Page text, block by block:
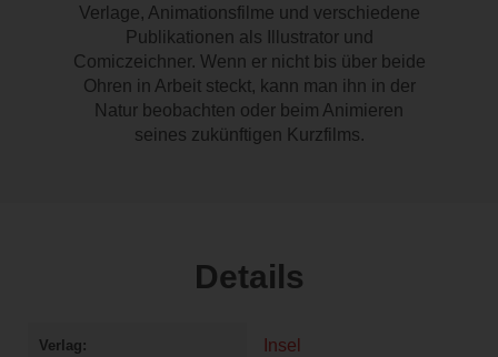
Verlage, Animationsfilme und verschiedene
Publikationen als Illustrator und
Comiczeichner. Wenn er nicht bis über beide
Ohren in Arbeit steckt, kann man ihn in der
Natur beobachten oder beim Animieren
seines zukünftigen Kurzfilms.
Details
Verlag Insel